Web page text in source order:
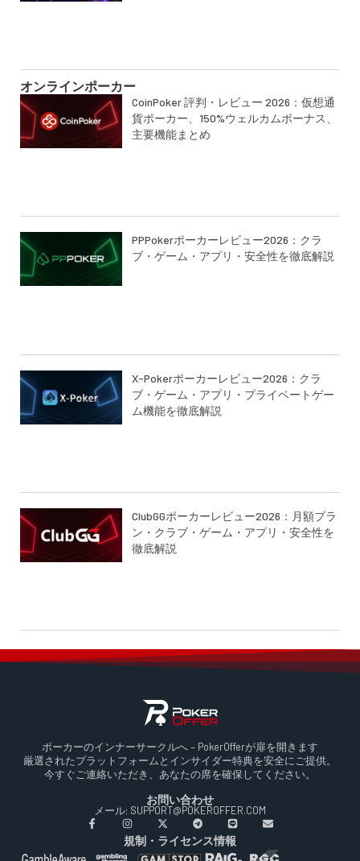
オンラインポーカー
CoinPoker 評判・レビュー 2026：仮想通
貨ポーカー、150%ウェルカムボーナス、
主要機能まとめ
PPPokerポーカーレビュー2026：クラ
ブ・ゲーム・アプリ・安全性を徹底解説
X-Pokerポーカーレビュー2026：クラ
ブ・ゲーム・アプリ・プライベートゲー
ム機能を徹底解説
ClubGGポーカーレビュー2026：月額プラ
ン・クラブ・ゲーム・アプリ・安全性を
徹底解説
ポーカーのインナーサークルへ – PokerOfferが扉を開きます
厳選されたプラットフォームとインサイダー特典を安全にご提供。
今すぐご連絡いただき、あなたの席を確保してください。
お問い合わせ
メール: SUPPORT@POKEROFFER.COM
規制・ライセンス情報